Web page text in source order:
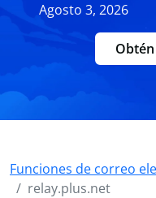
Agosto 3, 2026
Funciones de correo
relay.plus.net